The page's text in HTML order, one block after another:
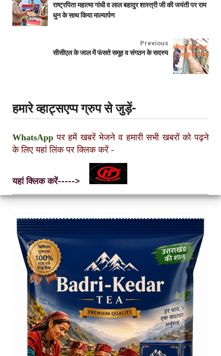
राष्ट्रपिता महात्मा गांधी व लाल बहादुर शास्त्री जी की जयंती पर राम
धुन के साथ किया माल्यार्पण
Previous
सीसीएल के जाल में फंसते समूह व संगठन के सदस्य
हमारे व्हाट्सएप्प ग्रुप से जुड़ें-
WhatsApp पर हमें खबरें भेजने व हमारी सभी खबरों को पढ़ने
के लिए यहां लिंक पर क्लिक करें -
यहां क्लिक करें----->